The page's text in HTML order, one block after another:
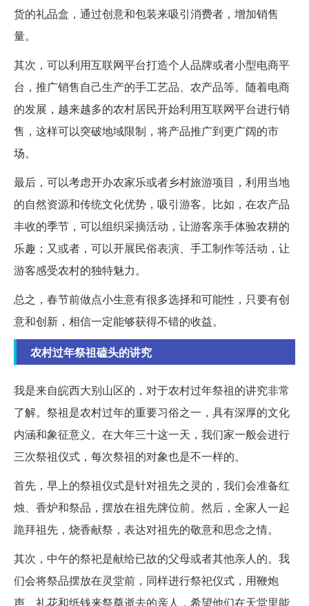
货的礼品盒，通过创意和包装来吸引消费者，增加销售
量。
其次，可以利用互联网平台打造个人品牌或者小型电商平
台，推广销售自己生产的手工艺品、农产品等。随着电商
的发展，越来越多的农村居民开始利用互联网平台进行销
售，这样可以突破地域限制，将产品推广到更广阔的市
场。
最后，可以考虑开办农家乐或者乡村旅游项目，利用当地
的自然资源和传统文化优势，吸引游客。比如，在农产品
丰收的季节，可以组织采摘活动，让游客亲手体验农耕的
乐趣；又或者，可以开展民俗表演、手工制作等活动，让
游客感受农村的独特魅力。
总之，春节前做点小生意有很多选择和可能性，只要有创
意和创新，相信一定能够获得不错的收益。
农村过年祭祖磕头的讲究
我是来自皖西大别山区的，对于农村过年祭祖的讲究非常
了解。祭祖是农村过年的重要习俗之一，具有深厚的文化
内涵和象征意义。在大年三十这一天，我们家一般会进行
三次祭祖仪式，每次祭祖的对象也是不一样的。
首先，早上的祭祖仪式是针对祖先之灵的，我们会准备红
烛、香炉和祭品，摆放在祖先牌位前。然后，全家人一起
跪拜祖先，烧香献祭，表达对祖先的敬意和思念之情。
其次，中午的祭祀是献给已故的父母或者其他亲人的。我
们会将祭品摆放在灵堂前，同样进行祭祀仪式，用鞭炮
声、礼花和纸钱来祭奠逝去的亲人，希望他们在天堂里能